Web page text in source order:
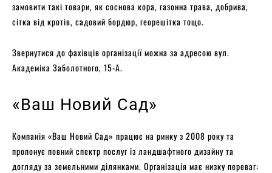
замовити такі товари, як соснова кора, газонна трава, добрива,
сітка від кротів, садовий бордюр, георешітка тощо.
Звернутися до фахівців організації можна за адресою вул.
Академіка Заболотного, 15-А.
«Ваш Новий Сад»
Компанія «Ваш Новий Сад» працює на ринку з 2008 року та
пропонує повний спектр послуг із ландшафтного дизайну та
догляду за земельними ділянками. Організація має низку переваг: